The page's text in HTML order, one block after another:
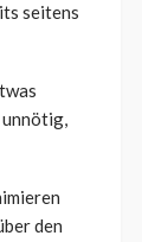
seitens
unnötig,
den